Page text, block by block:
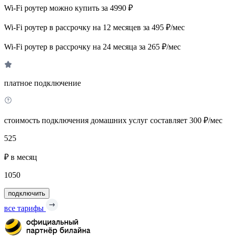
Wi-Fi роутер можно купить за 4990 ₽
Wi-Fi роутер в рассрочку на 12 месяцев за 495 ₽/мес
Wi-Fi роутер в рассрочку на 24 месяца за 265 ₽/мес
платное подключение
стоимость подключения домашних услуг составляет 300 ₽/мес
525
₽ в месяц
1050
подключить
все тарифы